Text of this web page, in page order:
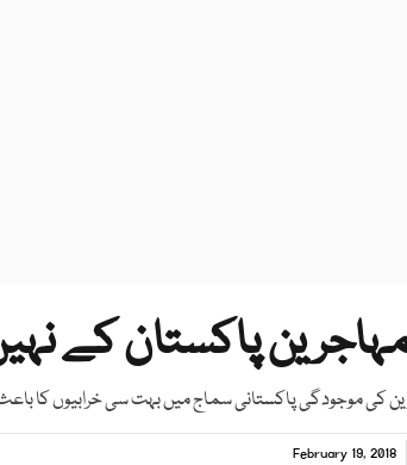
پاکستان کے
کی موجودگی پاکستانی سماج میں بہت سی خرابیوں کا
February 19, 2018